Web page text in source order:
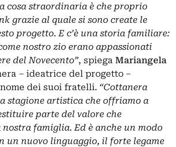
cosa straordinaria è che proprio
grazie al quale si sono create le
progetto. E c’è una storia familiare:
nostro zio erano appassionati
del Novecento”, spiega Mariangela
– ideatrice del progetto –
dei suoi fratelli. “Cottanera
stagione artistica che offriamo a
parte del valore che
famiglia. Ed è anche un modo
un nuovo linguaggio, il forte legame